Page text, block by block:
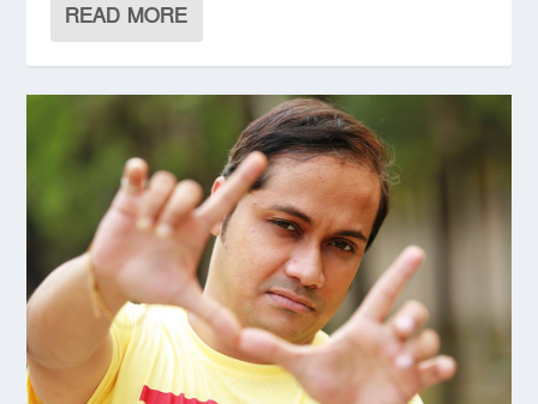
READ MORE